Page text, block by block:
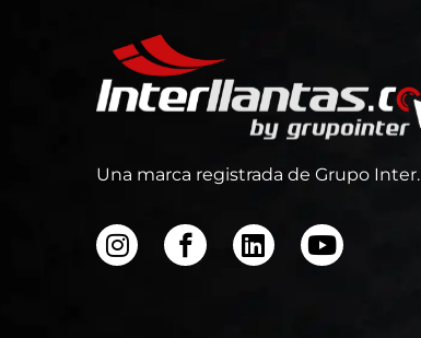
Una marca registrada de Grupo Inter.